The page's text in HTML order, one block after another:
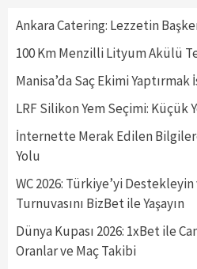
Ankara Catering: Lezzetin
100 Km Menzilli Lityum Akülü
Manisa’da Saç Ekimi
LRF Silikon Yem Seçimi: Küçük
İnternette Merak Edilen
Yolu
WC 2026: Türkiye’yi
Turnuvasını BizBet ile Yaşayın
Dünya Kupası 2026: 1xBet ile
Oranlar ve Maç Takibi